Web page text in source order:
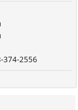
374-2556